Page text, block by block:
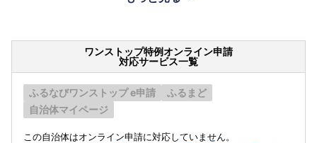
ワンストップ特例オンライン申請
対応サービス一覧
ふるなびワンストップ e申請
ふるまど
自治体マイページ
この自治体はオンライン申請に対応していません。